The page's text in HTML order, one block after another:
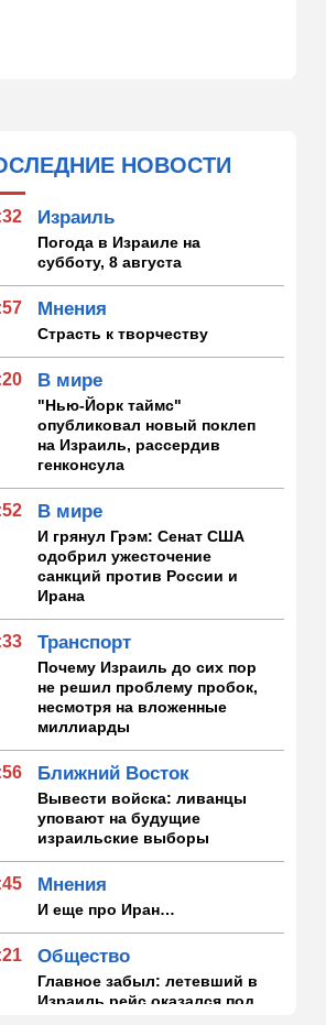
НОВОСТИ
Израиль
Погода в Израиле на
субботу, 8 августа
Мнения
Страсть к творчеству
В мире
"Нью-Йорк таймс"
опубликовал новый поклеп
на Израиль, рассердив
генконсула
В мире
И грянул Грэм: Сенат США
одобрил ужесточение
санкций против России и
Ирана
Транспорт
Почему Израиль до сих пор
не решил проблему пробок,
несмотря на вложенные
миллиарды
Ближний Восток
Вывести войска: ливанцы
уповают на будущие
израильские выборы
Мнения
И еще про Иран…
Общество
Главное забыл: летевший в
Израиль рейс оказался под